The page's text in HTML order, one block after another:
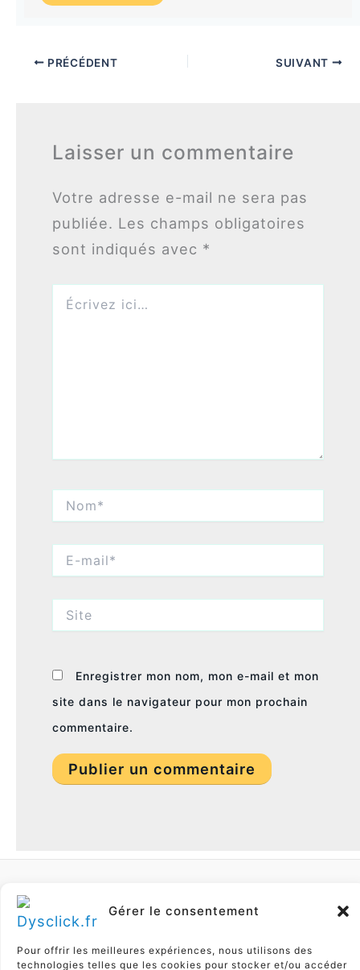
Gérer le consentement
Pour offrir les meilleures expériences, nous utilisons des
technologies telles que les cookies pour stocker et/ou accéder
PRÉCÉDENT SUIVANT
Laisser un commentaire
Votre adresse e-mail ne sera pas
publiée. Les champs obligatoires
sont indiqués avec *
ici…
mail*
Enregistrer mon nom, mon e-mail et mon
site dans le navigateur pour mon prochain
commentaire.
© 2026 Dysclick.fr -
les troubles DYS